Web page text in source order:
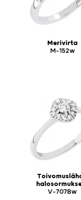
Merivirta
M-152w
V-707Bw